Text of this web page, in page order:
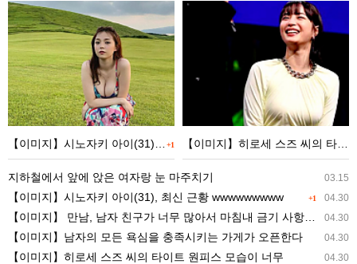
【이
미
지】
시
노
자
키
아
(31),
최
신
근
+1
【이미지】시노자키 아이(31), 최신 근황 wwwwwwwww
【이
스
즈【이미지】히로세 스즈 씨의 타이트 원피스 모습이 너무
03.15
지하철에서 앞에 앉은 여자랑 눈 마주치기
+1 04.30
【이미지】시노자키 아이(31), 최신 근황 wwwwwwwww
04.30
【이미지】 만남, 남자 친구가 너무 많아서 마침내 금기 사항을 저지른 ww
04.30
【이미지】남자의 모든 욕심을 충족시키는 가게가 오픈한다
04.30
【이미지】히로세 스즈 씨의 타이트 원피스 모습이 너무